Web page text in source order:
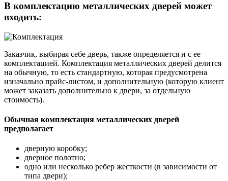
В комплектацию металлических дверей может
входить:
Заказчик, выбирая себе дверь, также определяется и с ее
комплектацией. Комплектация металлических дверей делится
на обычную, то есть стандартную, которая предусмотрена
изначально прайс-листом, и дополнительную (которую клиент
может заказать дополнительно к двери, за отдельную
стоимость).
Обычная комплектация металлических дверей
предполагает
дверную коробку;
дверное полотно;
одно или несколько ребер жесткости (в зависимости от
типа двери);